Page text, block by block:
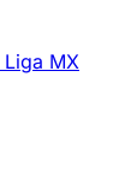
Liga MX